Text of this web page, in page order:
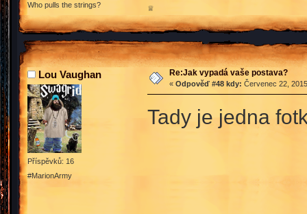
Who pulls the strings?
♕
Lou Vaughan
Příspěvků: 16
#MarionArmy
Re:Jak vypadá vaše postava?
« Odpověď #48 kdy: Červenec 22,
Tady je jedna